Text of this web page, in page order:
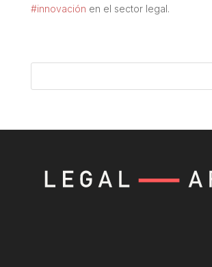
#innovación en el sector legal.